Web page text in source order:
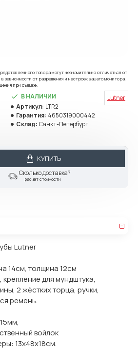
товара могут незначительно отличаться от
зависимости от разрешения и настроек вашего монитора,
при съемке.
В НАЛИЧИИ
Артикул: LTR2
Гарантия: 4650319000442
Склад: Санкт-Петербург
Lutner
КУПИТЬ
Сколько доставка?
расчет стоимости
Lutner
14см, толщина 12см
для мундштука,
2 жёстких торца, ручки,
ремень.
войлок
13х48х18см.